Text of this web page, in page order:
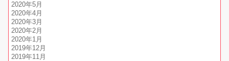
2020年5月
2020年4月
2020年3月
2020年2月
2020年1月
2019年12月
2019年11月